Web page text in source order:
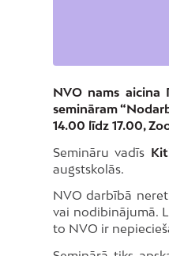
NVO nams aicina
semināram
14.00 līdz 17.00,
Semināru vadīs
augstskolās.
NVO darbībā
vai nodibinājumā.
to NVO ir